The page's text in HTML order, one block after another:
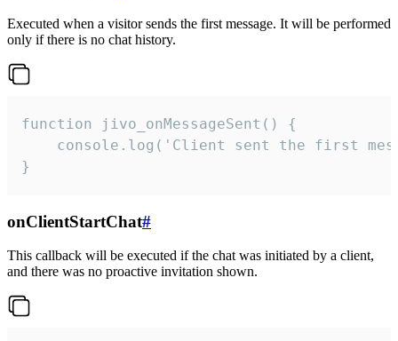
Executed when a visitor sends the first message. It will be performed
only if there is no chat history.
function jivo_onMessageSent() {
console.log('Client sent the first
}
onClientStartChat#
This callback will be executed if the chat was initiated by a client,
and there was no proactive invitation shown.